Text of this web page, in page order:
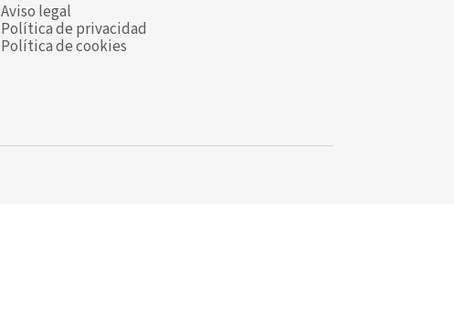
Aviso legal
Política de privacidad
Política de cookies